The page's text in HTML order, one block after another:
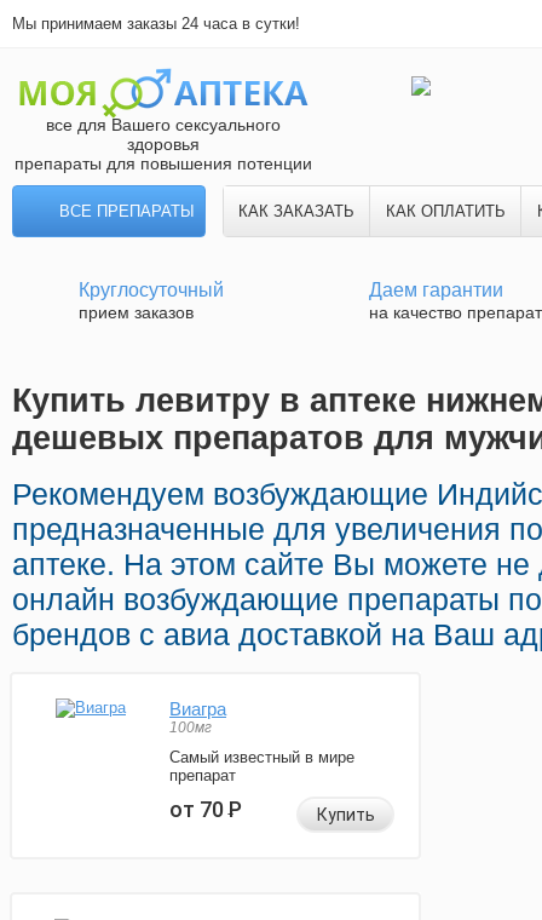
Мы принимаем заказы 24 часа в сутки!
все для Вашего сексуального
здоровья
препараты для повышения потенции
ВСЕ ПРЕПАРАТЫ КАК ЗАКАЗАТЬ КАК ОПЛАТИТЬ
Круглосуточный
прием заказов
Даем гарантии
на качество
Купить левитру в аптеке
дешевых препаратов для
Рекомендуем возбуждающие
предназначенные для увеличения
аптеке. На этом сайте Вы можете не
онлайн возбуждающие препараты
брендов с авиа доставкой на Ваш
Виагра
100мг
Самый известный в мире
препарат
от 70Р Купить